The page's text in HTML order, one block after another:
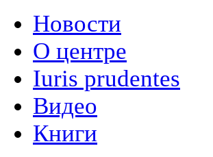
Новости
О центре
Iuris prudentes
Видео
Книги